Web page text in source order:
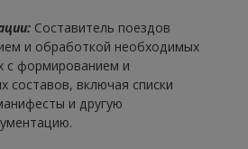
Составитель поездов
и обработкой необходимых
с формированием и
составов, включая списки
и другую